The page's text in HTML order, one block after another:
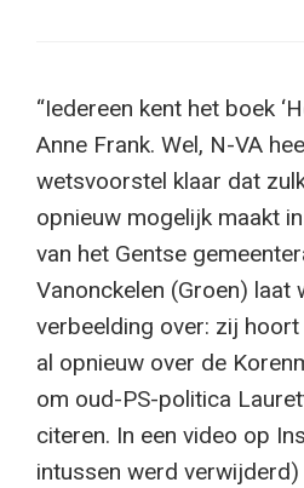
“Iedereen kent het boek
Anne Frank. Wel, N-VA
wetsvoorstel klaar dat
opnieuw mogelijk maakt
van het Gentse
Vanonckelen (Groen) laat
verbeelding over: zij hoort
al opnieuw over de
om oud-PS-politica
citeren. In een video op
intussen werd